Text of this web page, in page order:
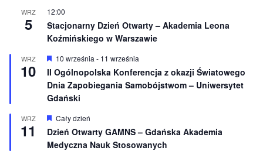
n
e
WRZ
5
12:00
Stacjonarny Dzień Otwarty – Akademia Leona
Koźmińskiego w Warszawie
WRZ
10
W
y
r
ó
ż
n
o
n
e
10 września - 11 września
II Ogólnopolska Konferencja z okazji Światowego
Dnia Zapobiegania Samobójstwom – Uniwersytet
Gdański
WRZ
11
W
y
r
ó
Cały dzień
Dzień Otwarty GAMNS – Gdańska Akademia
Medyczna Nauk Stosowanych